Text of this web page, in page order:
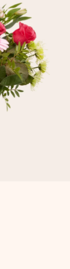
beoordelen
met haar naam,
gedoe, maar